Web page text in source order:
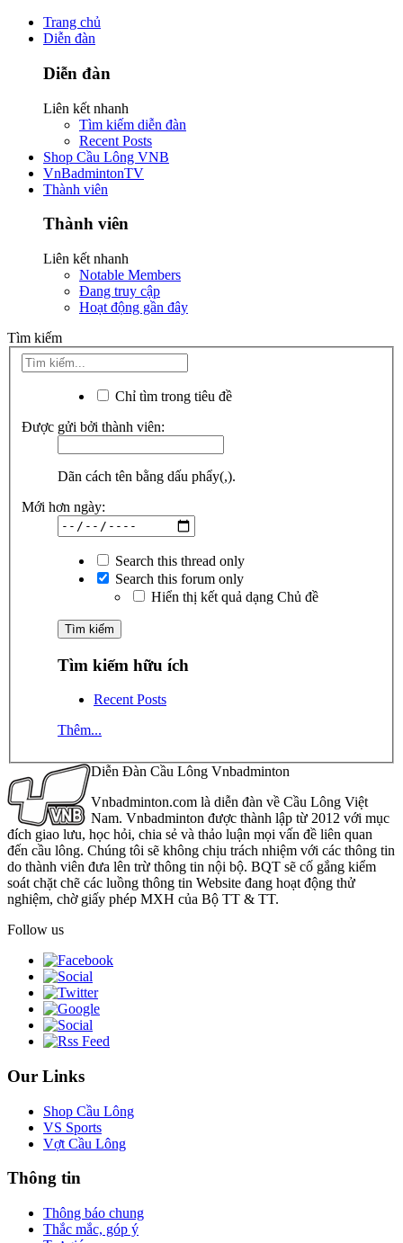
Trang chủ
Diễn đàn
Diễn đàn
Liên kết nhanh
Tìm kiếm diễn đàn
Recent Posts
Shop Cầu Lông VNB
VnBadmintonTV
Thành viên
Thành viên
Liên kết nhanh
Notable Members
Đang truy cập
Hoạt động gần đây
Tìm kiếm
Chỉ tìm trong tiêu đề
Được gửi bởi thành viên:
Dãn cách tên bằng dấu phẩy(,).
Mới hơn ngày:
Search this thread only
Search this forum only
Hiển thị kết quả dạng Chủ đề
Tìm kiếm hữu ích
Recent Posts
Thêm...
Diễn Đàn Cầu Lông Vnbadminton
Vnbadminton.com là diễn đàn về Cầu Lông Việt
Nam. Vnbadminton được thành lập từ 2012 với mục
đích giao lưu, học hỏi, chia sẻ và thảo luận mọi vấn đề liên quan
đến cầu lông. Chúng tôi sẽ không chịu trách nhiệm với các thông tin
do thành viên đưa lên trừ thông tin nội bộ. BQT sẽ cố gắng kiểm
soát chặt chẽ các luồng thông tin Website đang hoạt động thử
nghiệm, chờ giấy phép MXH của Bộ TT & TT.
Follow us
Our Links
Shop Cầu Lông
VS Sports
Vợt Cầu Lông
Thông tin
Thông báo chung
Thắc mắc, góp ý